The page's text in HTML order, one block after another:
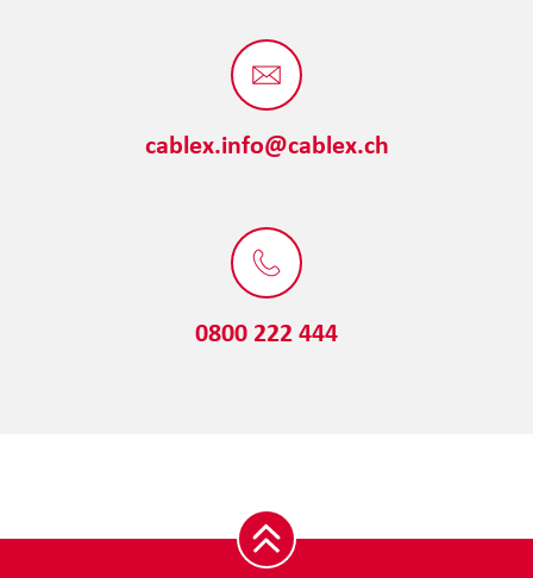
cablex.info@cablex.ch
0800 222 444